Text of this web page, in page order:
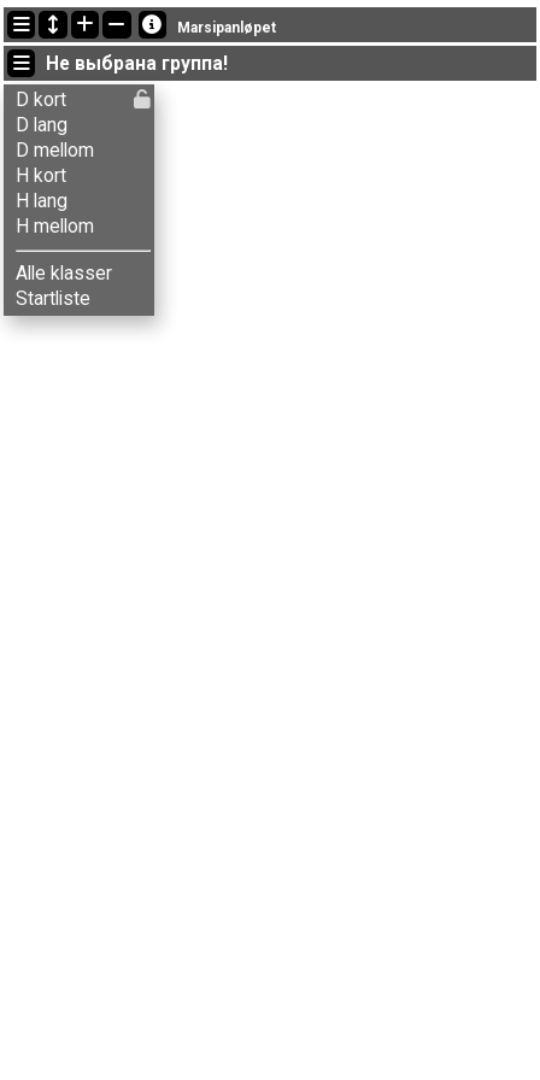
Последние обновления
09:55:47: Pål S. Kvikstad (H kort) got new status: disq
11:37:26: Hans A. Tingvold (H kort
16:21:47: Hasse Bergstrøm (H mellom) финишировал с результатом 44:04 (21)
Marsipanløpet
Не выбрана группа!
D kort
D lang
D mellom
H kort
H lang
H mellom
Alle klasser
Startliste